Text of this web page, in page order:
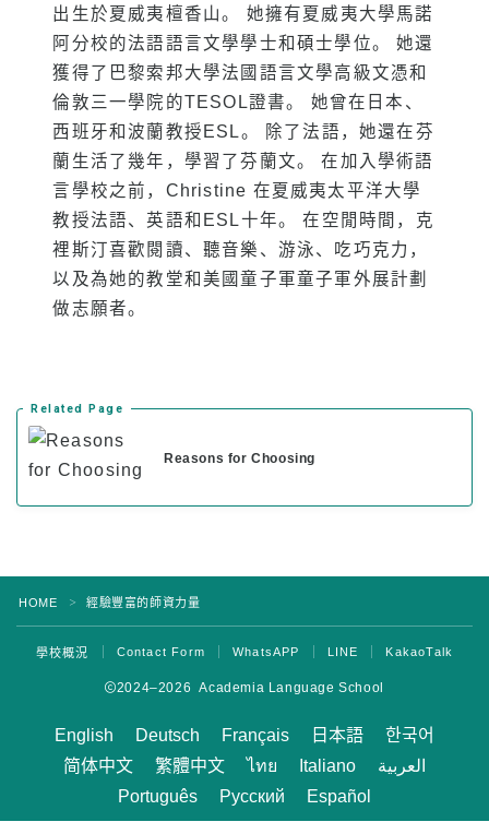
出生於夏威夷檀香山。 她擁有夏威夷大學馬諾
阿分校的法語語言文學學士和碩士學位。 她還
獲得了巴黎索邦大學法國語言文學高級文憑和
倫敦三一學院的TESOL證書。 她曾在日本、
西班牙和波蘭教授ESL。 除了法語，她還在芬
蘭生活了幾年，學習了芬蘭文。 在加入學術語
言學校之前，Christine 在夏威夷太平洋大學
教授法語、英語和ESL十年。 在空閒時間，克
裡斯汀喜歡閱讀、聽音樂、游泳、吃巧克力，
以及為她的教堂和美國童子軍童子軍外展計劃
做志願者。
Related Page
Reasons for Choosing
HOME ＞ 經驗豐富的師資力量
學校概況 Contact Form WhatsAPP LINE KakaoTalk
2024–2026 Academia Language School
English Deutsch Français 日本語
한국어
简体中文
繁體中文 ไทย Italiano
العربية
Português
Русский Español